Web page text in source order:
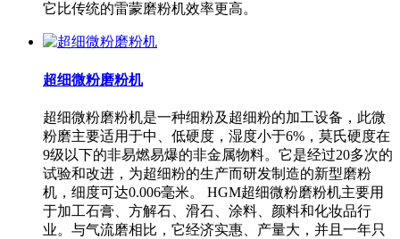
它比传统的雷蒙磨粉机效率更高。
超细微粉磨粉机
超细微粉磨粉机是一种细粉及超细粉的加工设备，此微
粉磨主要适用于中、低硬度，湿度小于6%，莫氏硬度在
9级以下的非易燃易爆的非金属物料。它是经过20多次的
试验和改进，为超细粉的生产而研发制造的新型磨粉
机，细度可达0.006毫米。 HGM超细微粉磨粉机主要用
于加工石膏、方解石、滑石、涂料、颜料和化妆品行
业。与气流磨相比，它经济实惠、产量大，并且一年只